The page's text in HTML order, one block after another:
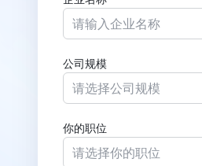
公司规模
请选择公司规模
你的职位
请选择你的职位